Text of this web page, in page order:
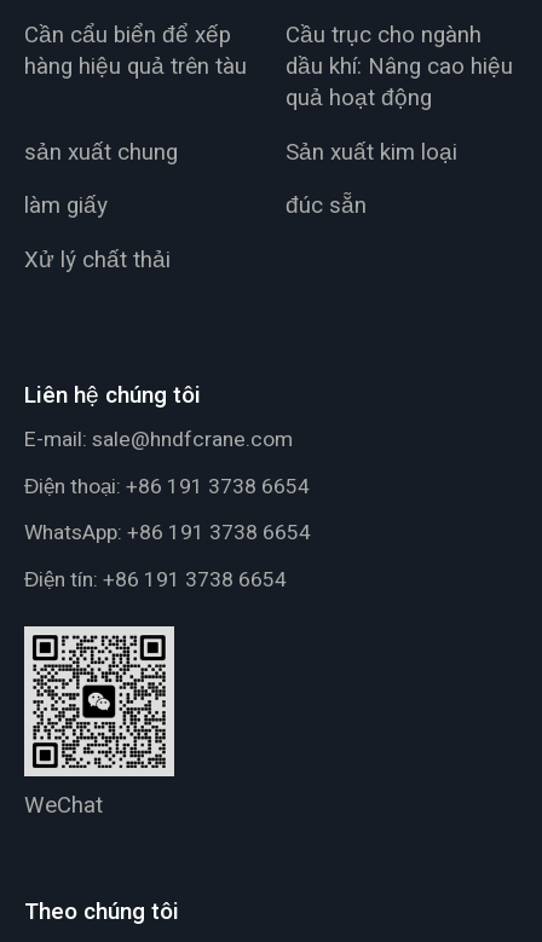
Cần cẩu biển để xếp
hàng hiệu quả trên tàu
Cầu trục cho ngành
dầu khí: Nâng cao hiệu
quả hoạt động
sản xuất chung
Sản xuất kim loại
làm giấy
đúc sẵn
Xử lý chất thải
Liên hệ chúng tôi
E-mail: sale@hndfcrane.com
Điện thoại: +86 191 3738 6654
WhatsApp: +86 191 3738 6654
Điện tín: +86 191 3738 6654
WeChat
Theo chúng tôi